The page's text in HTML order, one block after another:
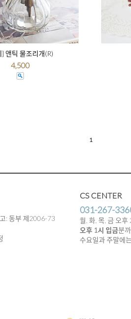
] 앤틱 물조리개(R)
4,500
1
: 동부 제2006-73
CS CENTER
031-267-
월, 화, 목, 금 오후
오후 1시 입금분
수요일과 주말에